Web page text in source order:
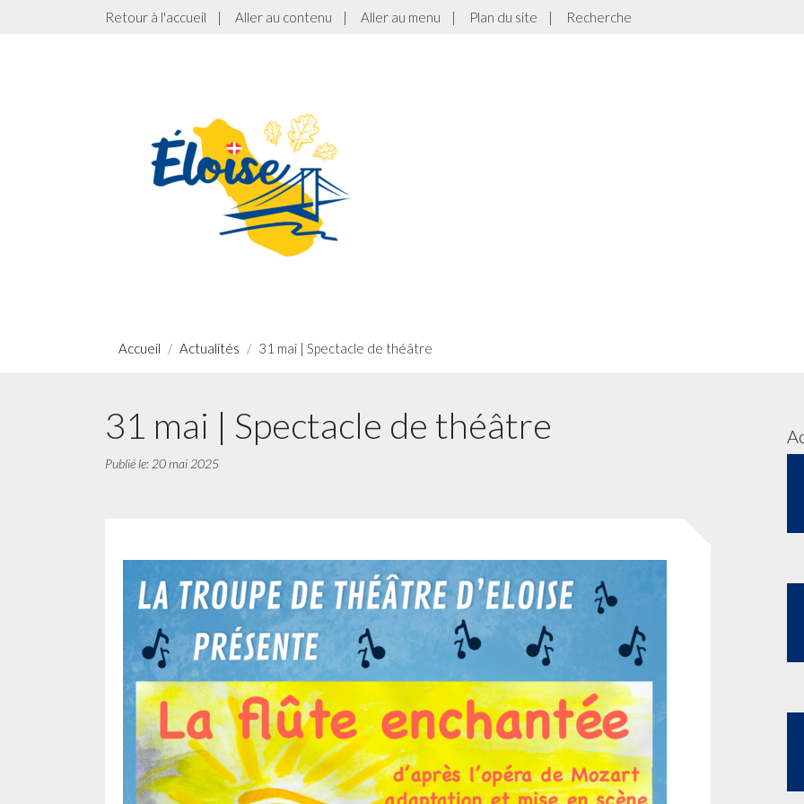
Retour à l'accueil | Aller au contenu | Aller au menu | Plan du site | Recherche
Accueil Actualités 31 mai | Spectacle de théâtre
31 mai | Spectacle de théâtre
Publié le: 20 mai 2025